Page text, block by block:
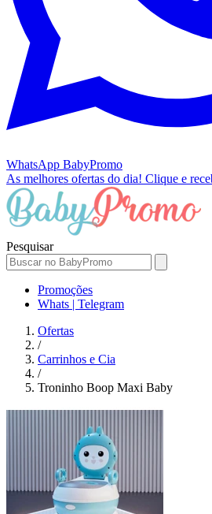
WhatsApp BabyPromo
As melhores ofertas do dia! Clique e
Pesquisar
Promoções
Whats | Telegram
Ofertas
/
Carrinhos e Cia
/
Troninho Boop Maxi Baby